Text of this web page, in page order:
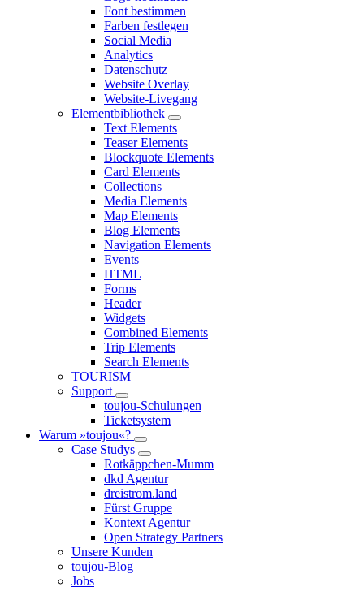
Font bestimmen
Farben festlegen
Social Media
Analytics
Datenschutz
Website Overlay
Website-Livegang
Elementbibliothek
Text Elements
Teaser Elements
Blockquote Elements
Card Elements
Collections
Media Elements
Map Elements
Blog Elements
Navigation Elements
Events
HTML
Forms
Header
Widgets
Combined Elements
Trip Elements
Search Elements
TOURISM
Support
toujou-Schulungen
Ticketsystem
Warum »toujou«?
Case Studys
Rotkäppchen-Mumm
dkd Agentur
dreistrom.land
Fürst Gruppe
Kontext Agentur
Open Strategy Partners
Unsere Kunden
toujou-Blog
Jobs